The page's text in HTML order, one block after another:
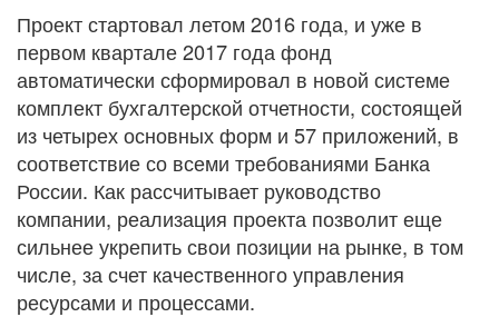
Проект стартовал летом 2016 года, и уже в
первом квартале 2017 года фонд
автоматически сформировал в новой системе
комплект бухгалтерской отчетности, состоящей
из четырех основных форм и 57 приложений, в
соответствие со всеми требованиями Банка
России. Как рассчитывает руководство
компании, реализация проекта позволит еще
сильнее укрепить свои позиции на рынке, в том
числе, за счет качественного управления
ресурсами и процессами.